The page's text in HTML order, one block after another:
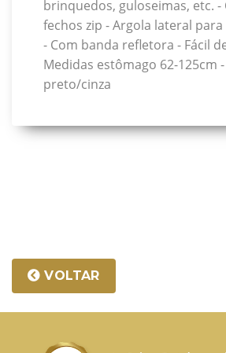
brinquedos, guloseimas, etc. -
fechos zip - Argola lateral
- Com banda refletora - Fácil
Medidas estômago 62-125cm
preto/cinza
VOLTAR